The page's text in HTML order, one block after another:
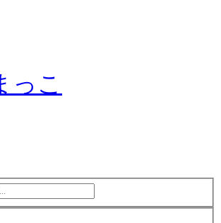
っこ